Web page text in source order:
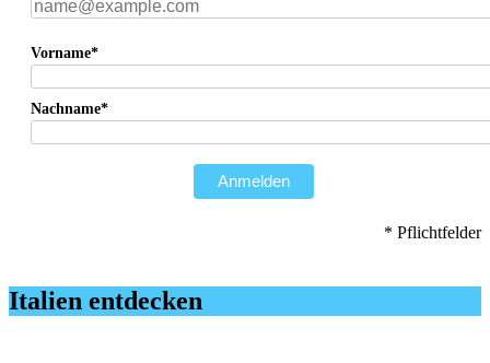
Vorname*
Nachname*
Anmelden
* Pflichtfelder
Italien entdecken